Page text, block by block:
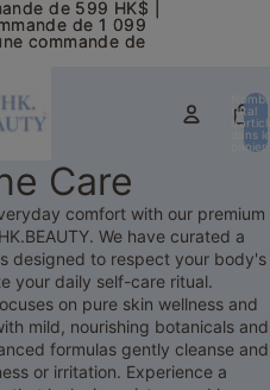
de 599 HK$ |
de 1 099
commande de
de 599 HK$ |
de 1 099
commande de
total
dans le
Care
comfort with our premium
We have curated a
designed to respect your body's
your daily self-care ritual.
on pure skin wellness and
mild, nourishing botanicals and
formulas gently cleanse and
or irritation. Experience a